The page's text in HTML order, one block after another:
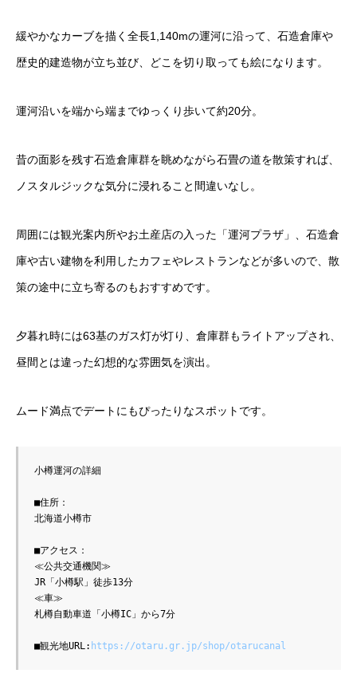
緩やかなカーブを描く全長1,140mの運河に沿って、石造倉庫や
歴史的建造物が立ち並び、どこを切り取っても絵になります。
運河沿いを端から端までゆっくり歩いて約20分。
昔の面影を残す石造倉庫群を眺めながら石畳の道を散策すれば、
ノスタルジックな気分に浸れること間違いなし。
周囲には観光案内所やお土産店の入った「運河プラザ」、石造倉
庫や古い建物を利用したカフェやレストランなどが多いので、散
策の途中に立ち寄るのもおすすめです。
夕暮れ時には63基のガス灯が灯り、倉庫群もライトアップされ、
昼間とは違った幻想的な雰囲気を演出。
ムード満点でデートにもぴったりなスポットです。
小樽運河の詳細
■住所：
北海道小樽市
■アクセス：
≪公共交通機関≫
JR「小樽駅」徒歩13分
≪車≫
札樽自動車道「小樽IC」から7分
■観光地URL: https://otaru.gr.jp/shop/otarucanal